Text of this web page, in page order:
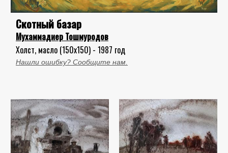
Скотный базар
Мухаммадиер Тошмуродов
Холст, масло (150x150) - 1987 год
Нашли ошибку? Сообщите нам.